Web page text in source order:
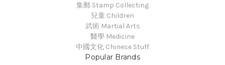
集郵 Stamp Collecting
兒童 Children
武術 Martial Arts
醫學 Medicine
中國文化 Chinese Stuff
Popular Brands